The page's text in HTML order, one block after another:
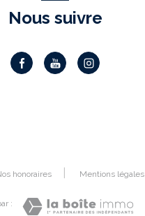
Nous suivre
honoraires Mentions légales
: